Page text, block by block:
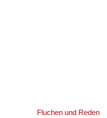
Fluchen und Reden